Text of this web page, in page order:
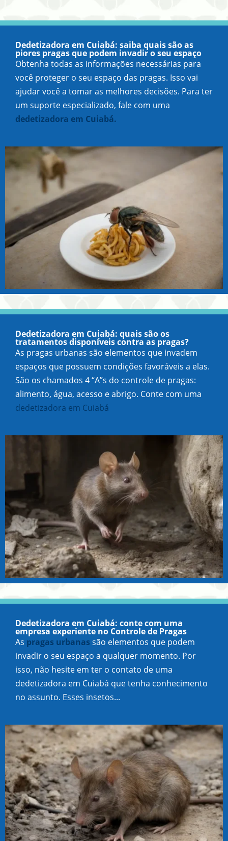
Dedetizadora em Cuiabá: saiba quais são as
piores pragas que podem invadir o seu espaço
Obtenha todas as informações necessárias para
você proteger o seu espaço das pragas. Isso vai
ajudar você a tomar as melhores decisões. Para ter
um suporte especializado, fale com uma
dedetizadora em Cuiabá.
Dedetizadora em Cuiabá: quais são os
tratamentos disponíveis contra as pragas?
As pragas urbanas são elementos que invadem
espaços que possuem condições favoráveis a elas.
São os chamados 4 “A”s do controle de pragas:
alimento, água, acesso e abrigo. Conte com uma
dedetizadora em Cuiabá
Dedetizadora em Cuiabá: conte com uma
empresa experiente no Controle de Pragas
As pragas urbanas são elementos que podem
invadir o seu espaço a qualquer momento. Por
isso, não hesite em ter o contato de uma
dedetizadora em Cuiabá que tenha conhecimento
no assunto. Esses insetos...